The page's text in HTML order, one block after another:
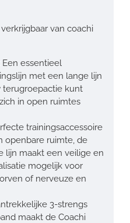
van coachi
Een essentieel
met een lange lijn
terugroepactie kunt
in open ruimtes
trainingsaccessoire
openbare ruimte, de
lijn maakt een veilige en
mogelijk voor
of nerveuze en
3-strengs
maakt de Coachi